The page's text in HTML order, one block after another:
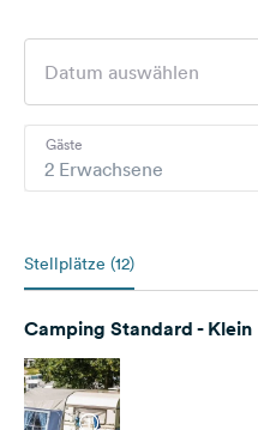
2 Erwachsene
Gäste
Stellplätze (12)
Camping Standard - Klein